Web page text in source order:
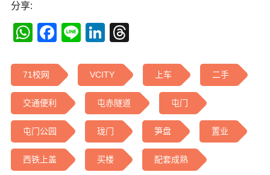
分享:
WhatsApp
Facebook
LineLinkedIn
71校网 VCITY 上车 二手
交通便利 屯赤隧道 屯门
屯门公园 珑门 笋盘 置业
西铁上盖 买楼 配套成熟